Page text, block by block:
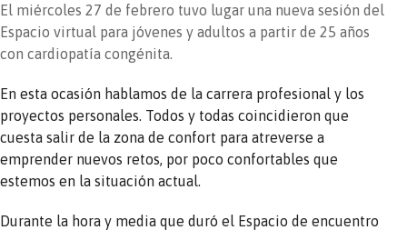
El miércoles 27 de febrero tuvo lugar una nueva sesión del
Espacio virtual para jóvenes y adultos a partir de 25 años
con cardiopatía congénita.
En esta ocasión hablamos de la carrera profesional y los
proyectos personales. Todos y todas coincidieron que
cuesta salir de la zona de confort para atreverse a
emprender nuevos retos, por poco confortables que
estemos en la situación actual.
Durante la hora y media que duró el Espacio de encuentro